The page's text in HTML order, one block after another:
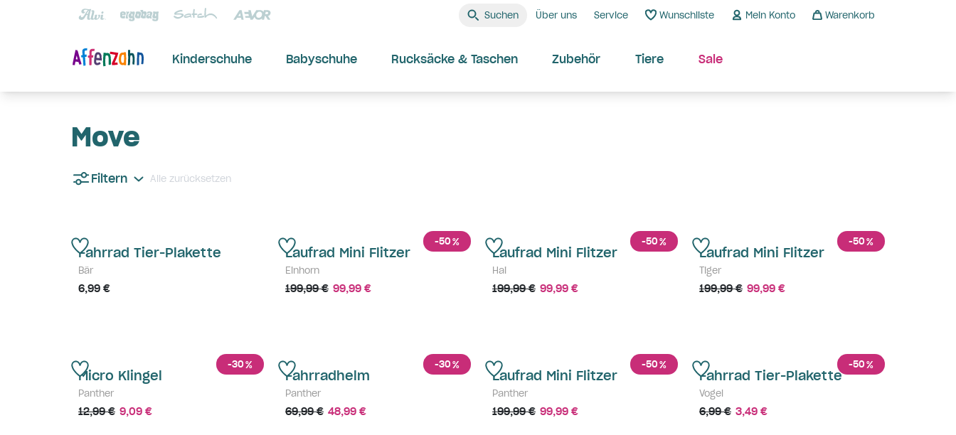
Suchen Über uns Service Wunschliste Mein Konto Warenkorb
Kinderschuhe Babyschuhe Rucksäcke & Taschen Zubehör Tiere Sale
Move
Filtern Alle zurücksetzen
Fahrrad Tier-Plakette
Bär
6,99 €
-50%
Laufrad Mini Flitzer
Einhorn
199,99 € 99,99 €
-50%
Laufrad Mini Flitzer
Hai
199,99 € 99,99 €
-50%
Laufrad Mini Flitzer
Tiger
199,99 € 99,99 €
-30%
Micro Klingel
Panther
12,99 € 9,09 €
-30%
Fahrradhelm
Panther
69,99 € 48,99 €
-50%
Laufrad Mini Flitzer
Panther
199,99 € 99,99 €
-50%
Fahrrad Tier-Plakette
Vogel
6,99 € 3,49 €